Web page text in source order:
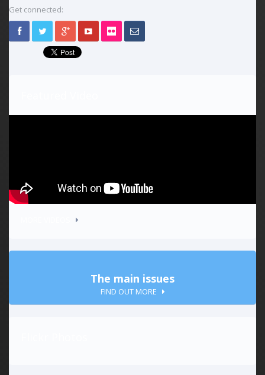
Get connected:
The main issues
FIND OUT MORE